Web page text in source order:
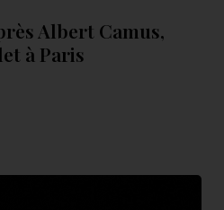
Albert Camus,
à Paris